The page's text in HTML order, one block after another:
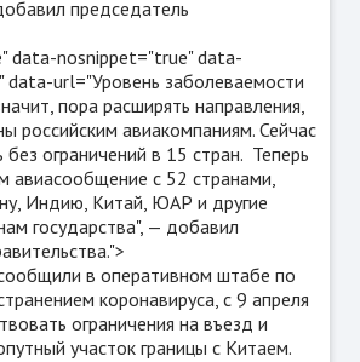
председатель
data-nosnippet="true" data-
data-url="Уровень заболеваемости
пора расширять направления,
российским авиакомпаниям. Сейчас
без ограничений в 15 стран. Теперь
авиасообщение с 52 странами,
Индию, Китай, ЮАР и другие
государства", — добавил
в оперативном штабе по
коронавируса, с 9 апреля
ограничения на въезд и
участок границы с Китаем.